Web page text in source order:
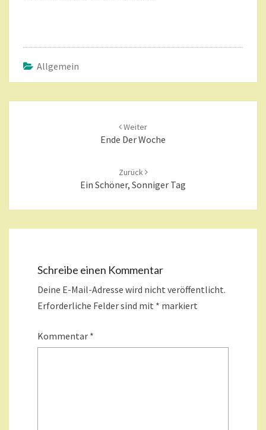
Allgemein
Weiter
Ende Der Woche
Zurück
Ein Schöner, Sonniger Tag
Schreibe einen Kommentar
Deine E-Mail-Adresse wird nicht veröffentlicht.
Erforderliche Felder sind mit * markiert
Kommentar *